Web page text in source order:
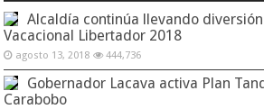
Alcaldía continúa llevando
Vacacional Libertador 2018
agosto 13, 2018 444,736
Gobernador Lacava activa Plan
Carabobo